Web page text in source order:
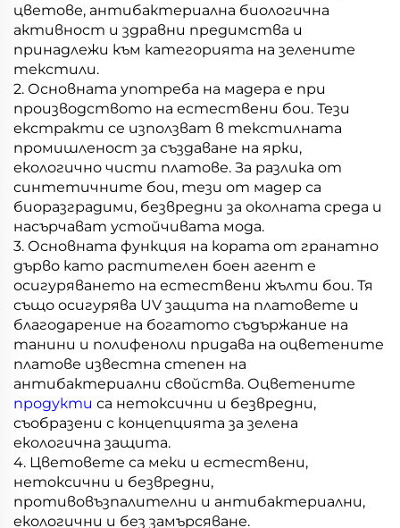
цветове, антибактериална биологична
активност и здравни предимства и
принадлежи към категорията на зелените
текстили.
2. Основната употреба на мадера е при
производството на естествени бои. Тези
екстракти се използват в текстилната
промишленост за създаване на ярки,
екологично чисти платове. За разлика от
синтетичните бои, тези от мадер са
биоразградими, безвредни за околната среда и
насърчават устойчивата мода.
3. Основната функция на кората от гранатно
дърво като растителен боен агент е
осигуряването на естествени жълти бои. Тя
също осигурява UV защита на платовете и
благодарение на богатото съдържание на
танини и полифеноли придава на оцветените
платове известна степен на
антибактериални свойства. Оцветените
продукти са нетоксични и безвредни,
съобразени с концепцията за зелена
екологична защита.
4. Цветовете са меки и естествени,
нетоксични и безвредни,
противовъзпалителни и антибактериални,
екологични и без замърсяване.